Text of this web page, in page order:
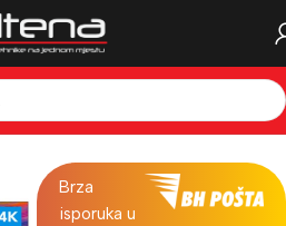
Televizori LED TV
Brza
isporuka u